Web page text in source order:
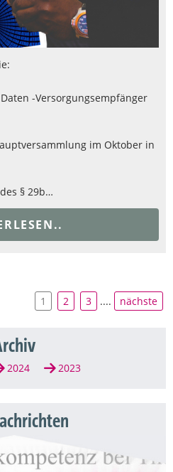
-Versorgungsempfänger
im Oktober in
§ 29b…
1 2 3 .... nächste
2024 2023